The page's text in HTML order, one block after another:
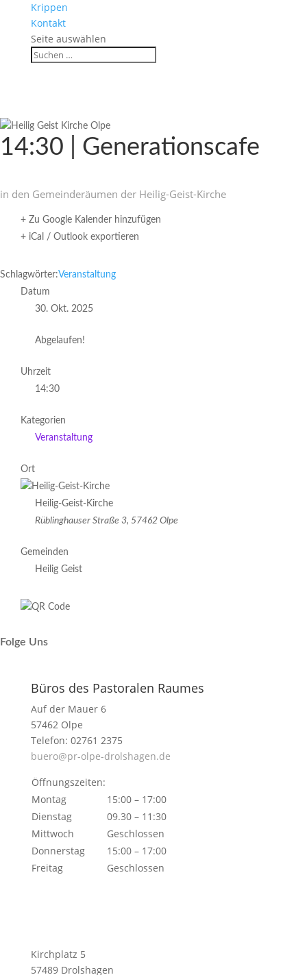
Krippen
Kontakt
Seite auswählen
14:30 | Generationscafe
in den Gemein­de­räumen der Heilig-Geist-Kirche
+ Zu Google Kalender hinzufügen
+ iCal / Outlook exportieren
Schlagwörter:Veranstaltung
Datum
30. Okt. 2025
Abgelaufen!
Uhrzeit
14:30
Kategorien
Veranstaltung
Ort
Heilig-Geist-Kirche
Rüblinghauser Straße 3, 57462 Olpe
Gemeinden
Heilig Geist
Folge Uns
Büros des Pastoralen Raumes
Auf der Mauer 6
57462 Olpe
Telefon: 02761 2375
buero@pr-olpe-drolshagen.de
Öffnungszeiten:
Montag
15:00 – 17:00
Dienstag
09.30 – 11:30
Mittwoch
Geschlossen
Donnerstag
15:00 – 17:00
Freitag
Geschlossen
Kirchplatz 5
57489 Drolshagen